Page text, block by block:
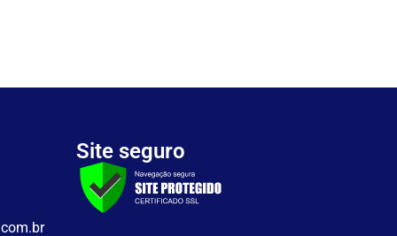
Site seguro